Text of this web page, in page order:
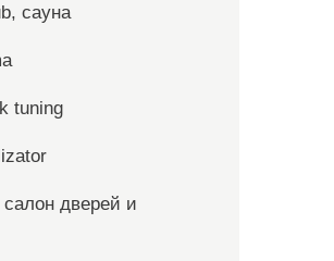
сауна
tuning
салон дверей и